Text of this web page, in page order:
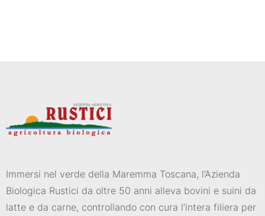
Immersi nel verde della Maremma Toscana, l’Azienda
Biologica Rustici da oltre 50 anni alleva bovini e suini da
latte e da carne, controllando con cura l’intera filiera per